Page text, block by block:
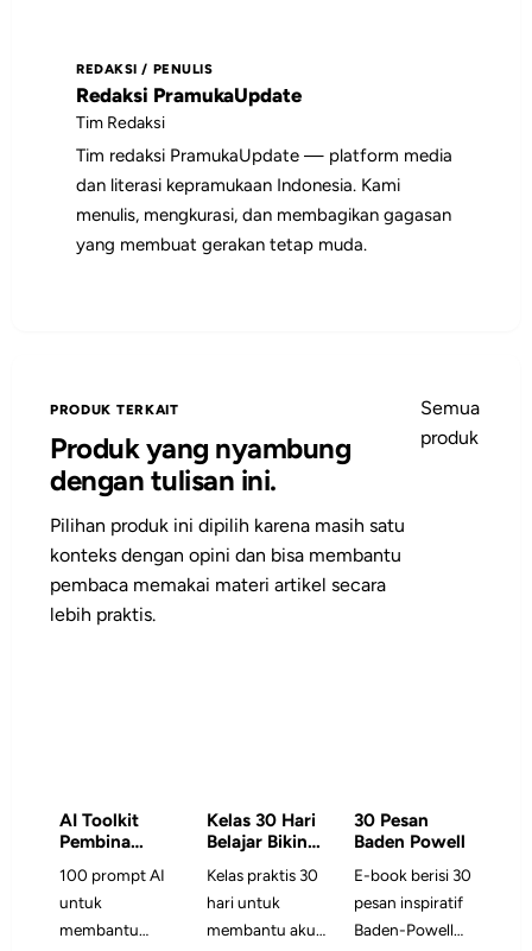
catatan pembinaan, atau rujukan saat
menyiapkan kegiatan.
REDAKSI / PENULIS
Redaksi PramukaUpdate
Tim Redaksi
Tim redaksi PramukaUpdate — platform media
dan literasi kepramukaan Indonesia. Kami
menulis, mengkurasi, dan membagikan gagasan
yang membuat gerakan tetap muda.
PRODUK TERKAIT
Produk yang nyambung
dengan tulisan ini.
Pilihan produk ini dipilih karena masih satu
konteks dengan opini dan bisa membantu
pembaca memakai materi artikel secara
lebih praktis.
Semua
produk
AI Toolkit
Pembina
Prompt AI
Siap Pakai
100 prompt AI
untuk
membantu
Kelas 30 Hari
Belajar Bikin
Mengelola
Media Sosial
Pramuka
Kelas praktis 30
hari untuk
membantu akun
30 Pesan
Baden Powell
E-book berisi 30
pesan inspiratif
Baden-Powell